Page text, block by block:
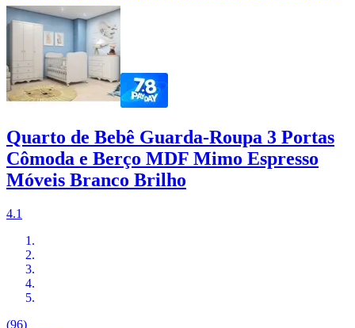
Quarto de Bebê Guarda-Roupa 3 Portas
Cômoda e Berço MDF Mimo Espresso
Móveis Branco Brilho
4.1
(96)